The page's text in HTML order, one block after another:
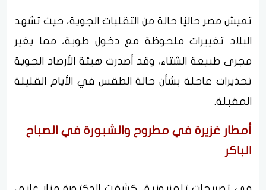
تعيش مصر حاليًا حالة من التقلبات الجوية، حيث تشهد
البلاد تغييرات ملحوظة مع دخول طوبة، مما يغير
مجرى طبيعة الشتاء، وقد أصدرت هيئة الأرصاد الجوية
تحذيرات عاجلة بشأن حالة الطقس في الأيام القليلة
المقبلة.
أمطار غزيرة في مطروح والشبورة في الصباح
الباكر